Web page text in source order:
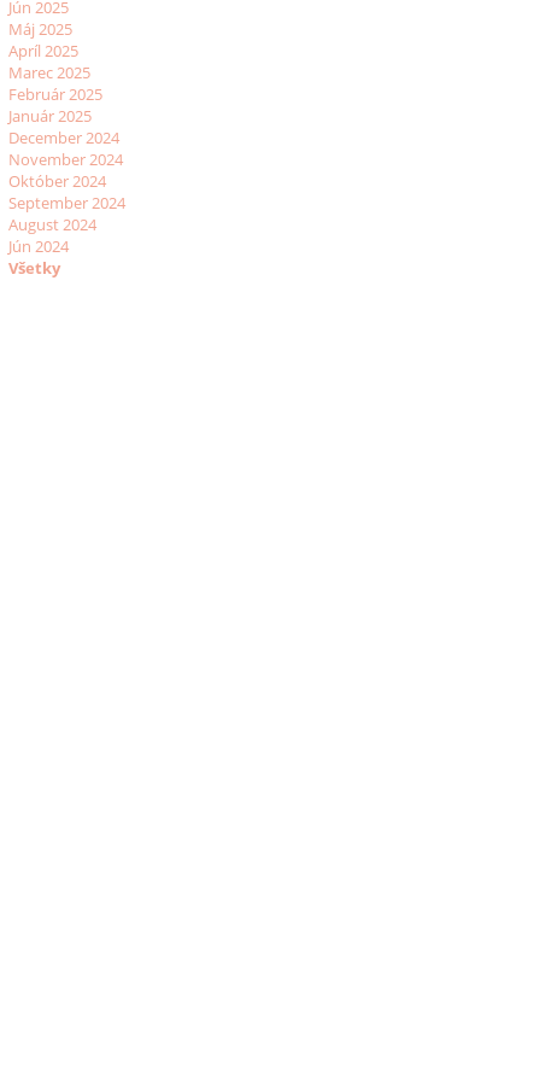
Jún 2025
Máj 2025
Apríl 2025
Marec 2025
Február 2025
Január 2025
December 2024
November 2024
Október 2024
September 2024
August 2024
Jún 2024
Všetky